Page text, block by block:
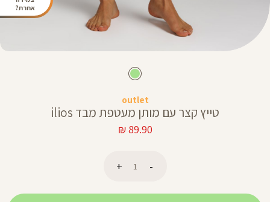
outlet
טייץ קצר עם מותן מעטפת מבד ilios
מחיר
89.90 ₪
אחרת?